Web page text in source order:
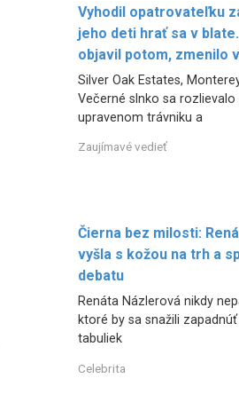
Vyhodil opatrovateľku
jeho deti hrať sa v
objavil potom, zmenilo
Silver Oak Estates,
Večerné slnko sa
upravenom trávniku a
Zaujímavé vedieť
Čierna bez milosti:
vyšla s kožou na trh a
debatu
Renáta Názlerová nikdy
ktoré by sa snažili
tabuliek
Celebrita